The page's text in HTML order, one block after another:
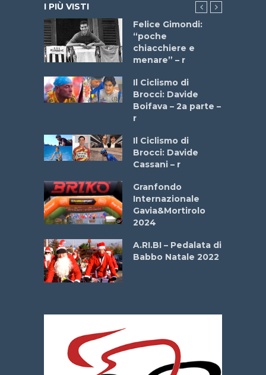
I PIÙ VISTI
Felice Gimondi:
“poche
chiacchiere e
menare” – r
Il Ciclismo di
Brocci: Davide
Boifava – 2a parte –
r
Il Ciclismo di
Brocci: Davide
Cassani – r
Granfondo
Internazionale
Gavia&Mortirolo
2024
A.RI.BI – Pedalata di
Babbo Natale 2022